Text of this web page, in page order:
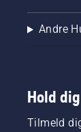
Andre
Hold
Tilmeld